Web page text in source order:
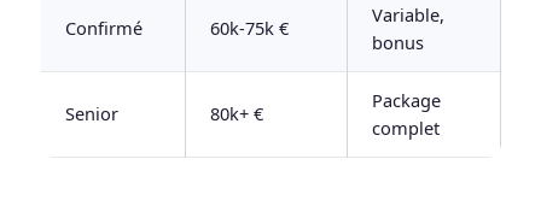
Confirmé 60k-75k €
Variable,
bonus
Senior 80k+ €
Package
complet